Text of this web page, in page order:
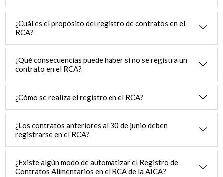
¿Cuál es el propósito del registro de contratos en el
RCA?
¿Qué consecuencias puede haber si no se registra un
contrato en el RCA?
¿Cómo se realiza el registro en el RCA?
¿Los contratos anteriores al 30 de junio deben
registrarse en el RCA?
¿Existe algún modo de automatizar el Registro de
Contratos Alimentarios en el RCA de la AICA?